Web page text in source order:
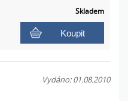
Skladem
Koupit
Vydáno: 01.08.2010